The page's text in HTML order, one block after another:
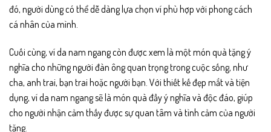
đó, người dùng có thể dễ dàng lựa chọn ví phù hợp với phong cách
cá nhân của mình.
Cuối cùng, ví da nam ngang còn được xem là một món quà tặng ý
nghĩa cho những người đàn ông quan trọng trong cuộc sống, như
cha, anh trai, bạn trai hoặc người bạn. Với thiết kế đẹp mắt và tiện
dụng, ví da nam ngang sẽ là món quà đầy ý nghĩa và độc đáo, giúp
cho người nhận cảm thấy được sự quan tâm và tình cảm của người
tặng.